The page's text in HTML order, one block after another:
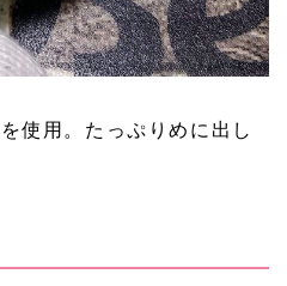
使用。たっぷりめに出し